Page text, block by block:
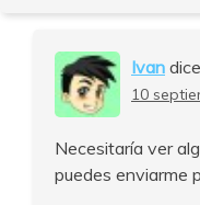
Ivan
10
Necesitaría ver
puedes enviarme